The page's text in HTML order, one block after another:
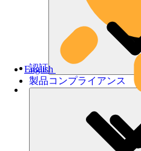
English
認証
製品コンプライアンス